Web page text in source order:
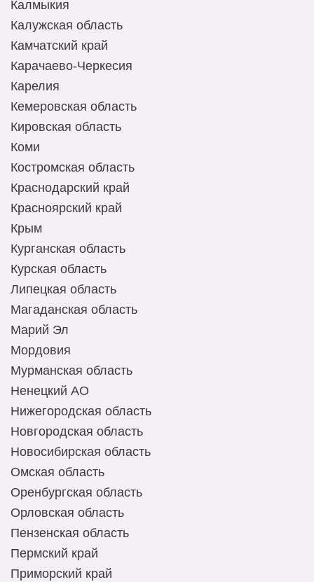
Калмыкия
Калужская область
Камчатский край
Карачаево-Черкесия
Карелия
Кемеровская область
Кировская область
Коми
Костромская область
Краснодарский край
Красноярский край
Крым
Курганская область
Курская область
Липецкая область
Магаданская область
Марий Эл
Мордовия
Мурманская область
Ненецкий АО
Нижегородская область
Новгородская область
Новосибирская область
Омская область
Оренбургская область
Орловская область
Пензенская область
Пермский край
Приморский край